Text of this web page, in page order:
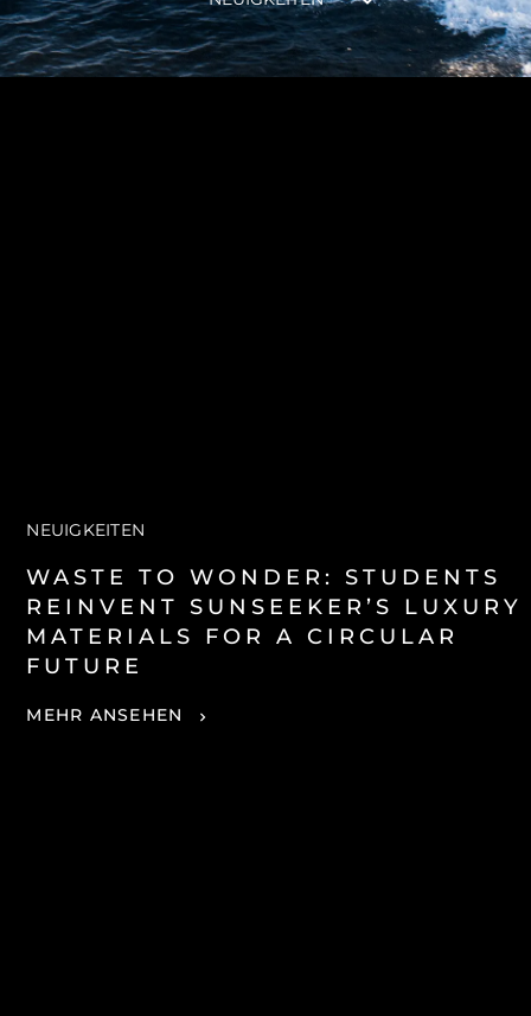
SOUTH OF FRANCE ADVENTURES
NEUIGKEITEN
WASTE TO WONDER: STUDENTS
REINVENT SUNSEEKER’S LUXURY
MATERIALS FOR A CIRCULAR
FUTURE
MEHR ANSEHEN